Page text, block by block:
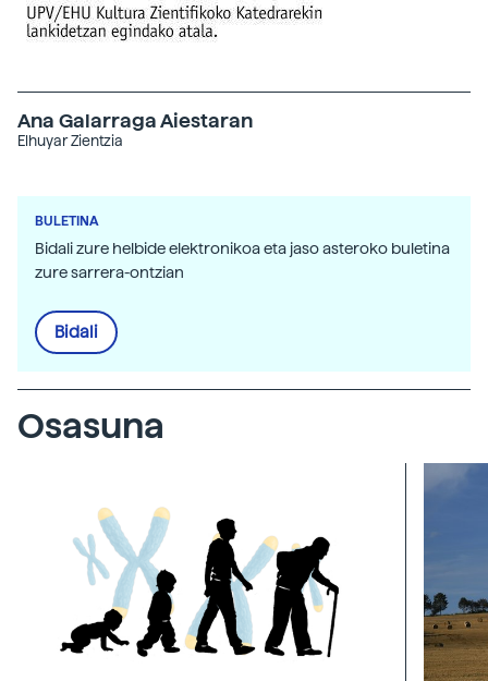
Ana Galarraga Aiestaran
Elhuyar Zientzia
BULETINA
Bidali zure helbide elektronikoa eta jaso asteroko buletina
zure sarrera-ontzian
Bidali
Osasuna